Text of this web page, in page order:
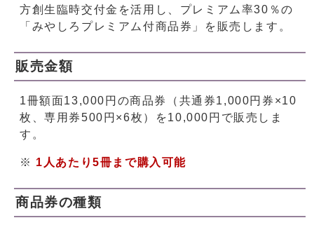
方創生臨時交付金を活用し、プレミアム率30％の
「みやしろプレミアム付商品券」を販売します。
販売金額
1冊額面13,000円の商品券（共通券1,000円券×10
枚、専用券500円×6枚）を10,000円で販売しま
す。
※ 1人あたり5冊まで購入可能
商品券の種類